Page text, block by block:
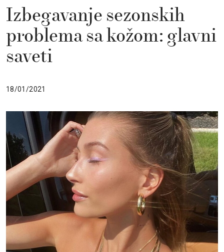
Izbegavanje sezonskih
problema sa kožom: glavni
saveti
18/01/2021